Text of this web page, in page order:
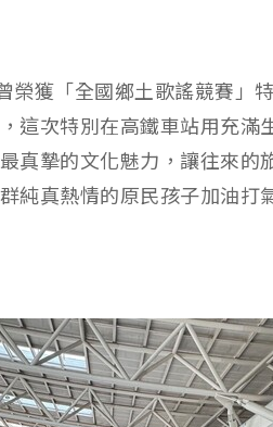
榮獲「全國鄉土歌謠競賽」
這次特別在高鐵車站用充滿
真摯的文化魅力，讓往來的
純真熱情的原民孩子加油打